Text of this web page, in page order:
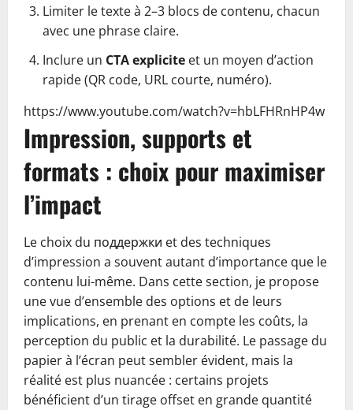
Limiter le texte à 2–3 blocs de contenu, chacun
avec une phrase claire.
Inclure un CTA explicite et un moyen d’action
rapide (QR code, URL courte, numéro).
https://www.youtube.com/watch?v=hbLFHRnHP4w
Impression, supports et
formats : choix pour maximiser
l’impact
Le choix du поддержки et des techniques
d’impression a souvent autant d’importance que le
contenu lui-même. Dans cette section, je propose
une vue d’ensemble des options et de leurs
implications, en prenant en compte les coûts, la
perception du public et la durabilité. Le passage du
papier à l’écran peut sembler évident, mais la
réalité est plus nuancée : certains projets
bénéficient d’un tirage offset en grande quantité